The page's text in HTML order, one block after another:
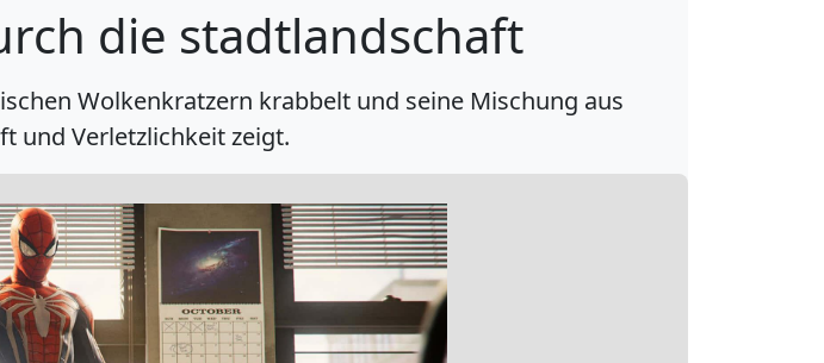
die stadtlandschaft
Wolkenkratzern krabbelt und seine Mischung aus
und Verletzlichkeit zeigt.